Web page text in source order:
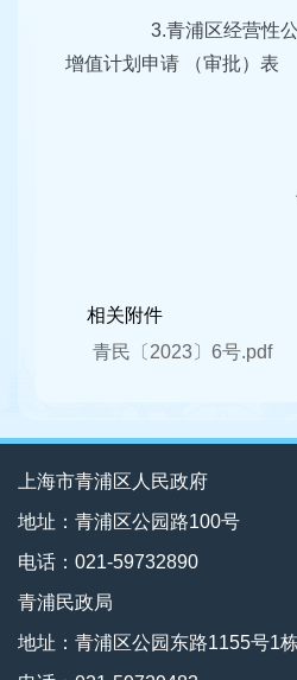
3.青浦区经营性公
增值计划申请 （审批）表
相关附件
青民〔2023〕6号.pdf
上海市青浦区人民政府
地址：青浦区公园路100号
电话：021-59732890
青浦民政局
地址：青浦区公园东路1155号1栋